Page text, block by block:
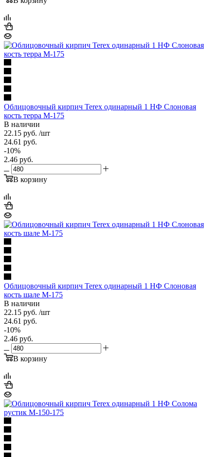
Облицовочный кирпич Terex одинарный 1 НФ Слоновая
кость терра М-175
В наличии
22.15 руб. /шт
24.61 руб.
-10%
2.46 руб.
В корзину
Облицовочный кирпич Terex одинарный 1 НФ Слоновая
кость шале М-175
В наличии
22.15 руб. /шт
24.61 руб.
-10%
2.46 руб.
В корзину